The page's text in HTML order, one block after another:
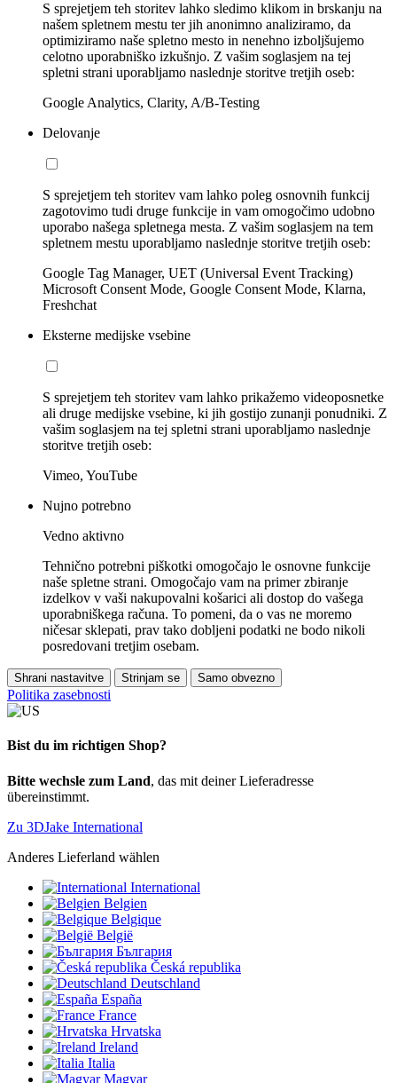
S sprejetjem teh storitev lahko sledimo klikom in brskanju na
našem spletnem mestu ter jih anonimno analiziramo, da
optimiziramo naše spletno mesto in nenehno izboljšujemo
celotno uporabniško izkušnjo. Z vašim soglasjem na tej
spletni strani uporabljamo naslednje storitve tretjih oseb:
Google Analytics, Clarity, A/B-Testing
Delovanje
S sprejetjem teh storitev vam lahko poleg osnovnih funkcij
zagotovimo tudi druge funkcije in vam omogočimo udobno
uporabo našega spletnega mesta. Z vašim soglasjem na tem
spletnem mestu uporabljamo naslednje storitve tretjih oseb:
Google Tag Manager, UET (Universal Event Tracking)
Microsoft Consent Mode, Google Consent Mode, Klarna,
Freshchat
Eksterne medijske vsebine
S sprejetjem teh storitev vam lahko prikažemo videoposnetke
ali druge medijske vsebine, ki jih gostijo zunanji ponudniki. Z
vašim soglasjem na tej spletni strani uporabljamo naslednje
storitve tretjih oseb:
Vimeo, YouTube
Nujno potrebno
Vedno aktivno
Tehnično potrebni piškotki omogočajo le osnovne funkcije
naše spletne strani. Omogočajo vam na primer zbiranje
izdelkov v vaši nakupovalni košarici ali dostop do vašega
uporabniškega računa. To pomeni, da o vas ne moremo
ničesar sklepati, prav tako dobljeni podatki ne bodo nikoli
posredovani tretjim osebam.
Shrani nastavitve Strinjam se Samo obvezno
Politika zasebnosti
Bist du im richtigen Shop?
Bitte wechsle zum Land, das mit deiner Lieferadresse
übereinstimmt.
Zu 3DJake International
Anderes Lieferland wählen
International
Belgien
Belgique
België
България
Česká republika
Deutschland
España
France
Hrvatska
Ireland
Italia
Magyar